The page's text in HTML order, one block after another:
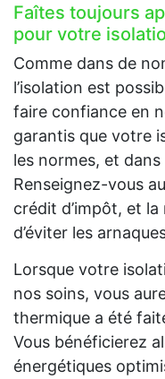
Faîtes toujours
pour votre
Comme dans de
l’isolation est
faire confiance en
garantis que votre
les normes, et dans
Renseignez-vous
crédit d’impôt, et
d’éviter les
Lorsque votre
nos soins, vous
thermique a été
Vous bénéficierez
énergétiques